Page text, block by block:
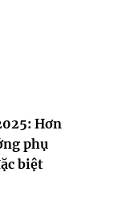
Hơn
phụ
biệt